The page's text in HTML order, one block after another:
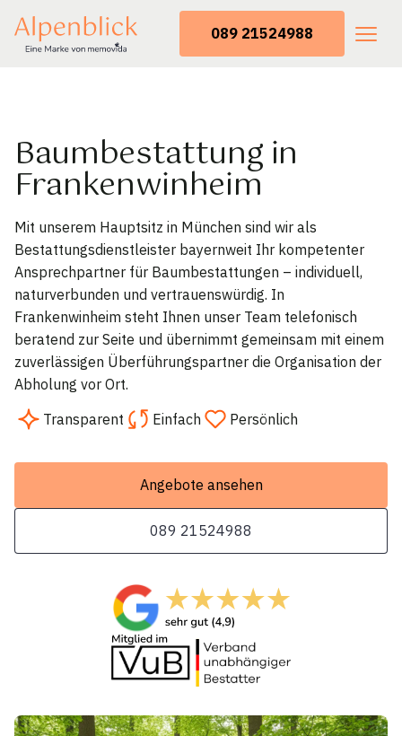
089 21524988
Baumbestattung in
Frankenwinheim
Mit unserem Hauptsitz in München sind wir als
Bestattungsdienstleister bayernweit Ihr kompetenter
Ansprechpartner für Baumbestattungen – individuell,
naturverbunden und vertrauenswürdig. In
Frankenwinheim steht Ihnen unser Team telefonisch
beratend zur Seite und übernimmt gemeinsam mit einem
zuverlässigen Überführungspartner die Organisation der
Abholung vor Ort.
Transparent
Einfach Persönlich
Angebote ansehen
089 21524988